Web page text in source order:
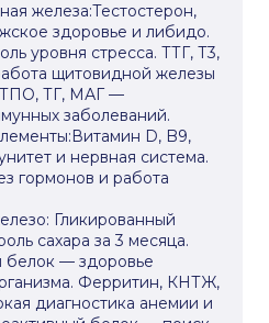
железа:Тестостерон,
здоровье и либидо.
уровня стресса. ТТГ, Т3,
щитовидной железы
ТПО, ТГ, МАГ —
заболеваний.
D, B9,
и нервная система.
гормонов и работа
Гликированный
сахара за 3 месяца.
— здоровье
Ферритин, КНТЖ,
диагностика анемии и